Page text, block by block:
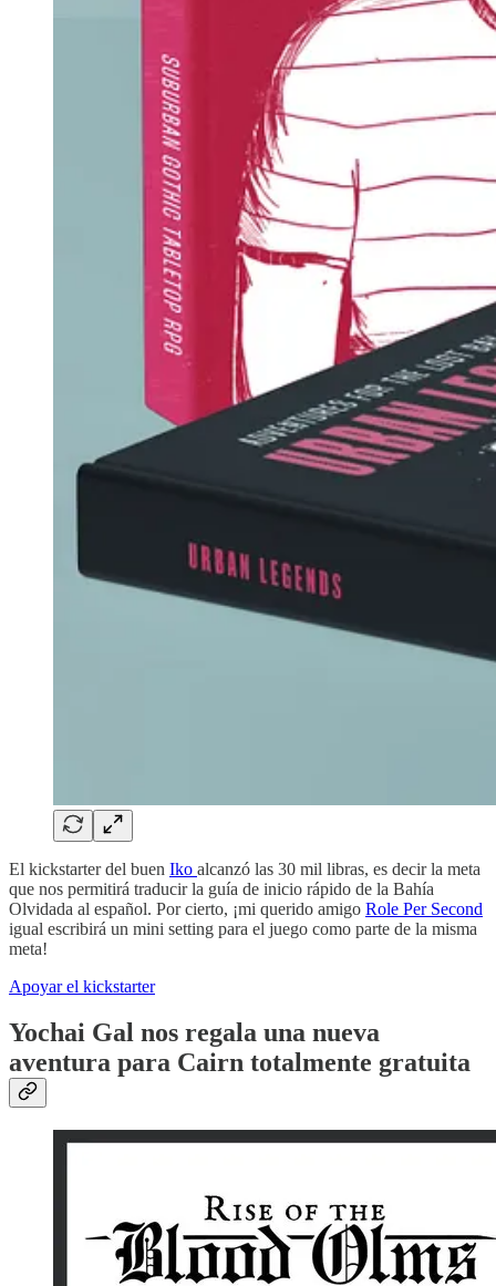
El kickstarter del buen Iko alcanzó las 30 mil libras, es decir la meta
que nos permitirá traducir la guía de inicio rápido de la Bahía
Olvidada al español. Por cierto, ¡mi querido amigo Role Per Second
igual escribirá un mini setting para el juego como parte de la misma
meta!
Apoyar el kickstarter
Yochai Gal nos regala una nueva
aventura para Cairn totalmente gratuita